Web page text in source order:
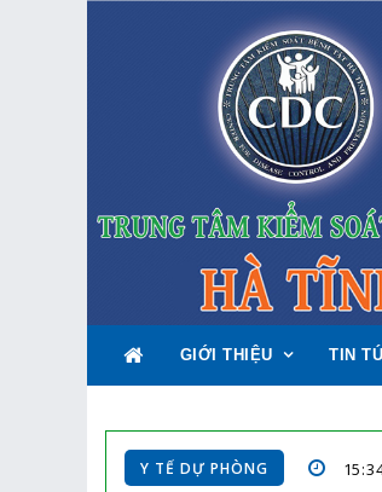
GIỚI THIỆU TIN
Y TẾ DỰ PHÒNG